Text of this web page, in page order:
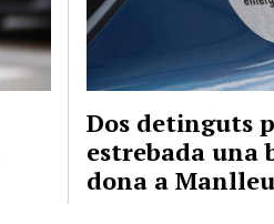
Dos detinguts
estrebada una
dona a Manlleu